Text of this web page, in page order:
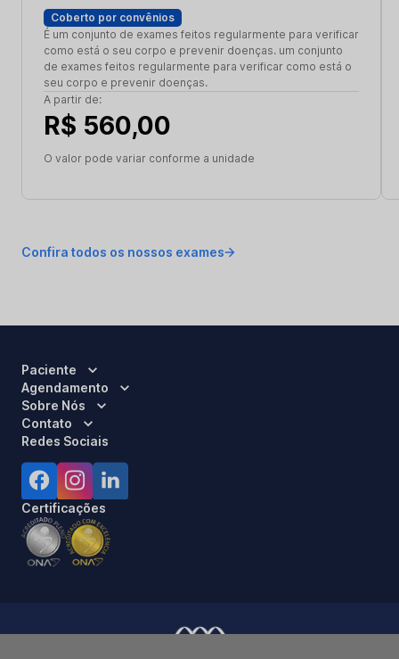
Coberto por convênios
É um conjunto de exames feitos regularmente para verificar
como está o seu corpo e prevenir doenças. um conjunto
de exames feitos regularmente para verificar como está o
seu corpo e prevenir doenças.
A partir de:
R$ 560,00
O valor pode variar conforme a unidade
Confira todos os nossos exames
Paciente
Agendamento
Sobre Nós
Contato
Redes Sociais
Certificações